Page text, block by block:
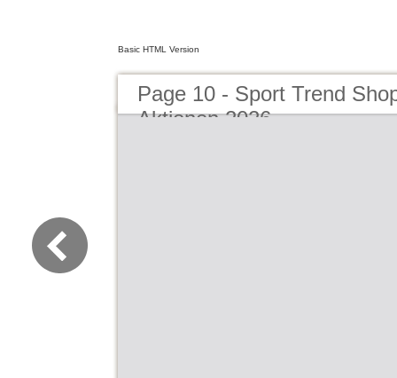
Basic HTML Version
Page 10 - Sport Trend
Aktionen 2026